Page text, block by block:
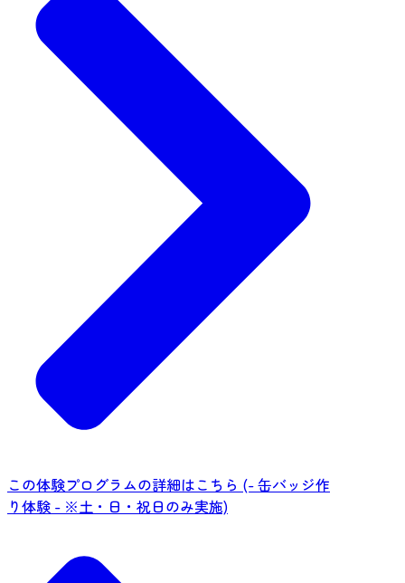
この体験プログラムの詳細はこちら (- 缶バッジ作
り体験 - ※土・日・祝日のみ実施)